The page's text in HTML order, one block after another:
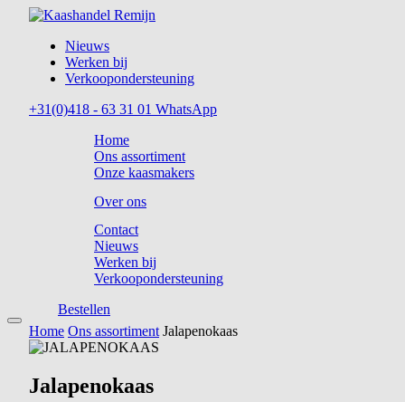
Nieuws
Werken bij
Verkoopondersteuning
+31(0)418 - 63 31 01 WhatsApp
Home
Ons assortiment
Onze kaasmakers
Over ons
Contact
Nieuws
Werken bij
Verkoopondersteuning
Bestellen
Home Ons assortiment Jalapenokaas
Jalapenokaas